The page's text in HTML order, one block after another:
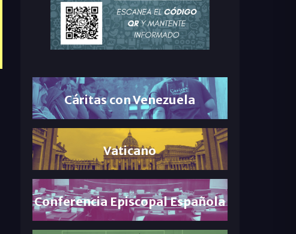
Cáritas con Venezuela
Vaticano
Conferencia Episcopal Española